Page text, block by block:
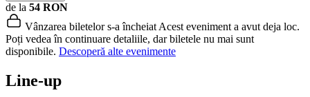
de la 54 RON
Vânzarea biletelor s-a încheiat Acest eveniment a avut deja loc.
Poți vedea în continuare detaliile, dar biletele nu mai sunt
disponibile. Descoperă alte evenimente
Line-up